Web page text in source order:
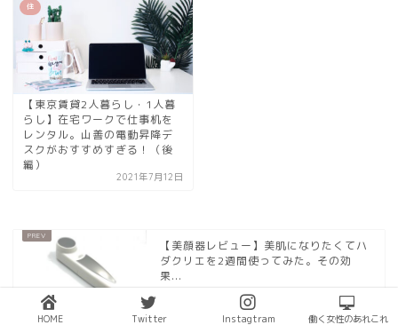
住
【東京賃貸2人暮らし・1人暮
らし】在宅ワークで仕事机を
レンタル。山善の電動昇降デ
スクがおすすめすぎる！（後
編）
2021年7月12日
【美顔器レビュー】美肌になりたくてハ
ダクリエを2週間使ってみた。その効
果...
HOME Twitter Instagtram 働く女性のあれこれ